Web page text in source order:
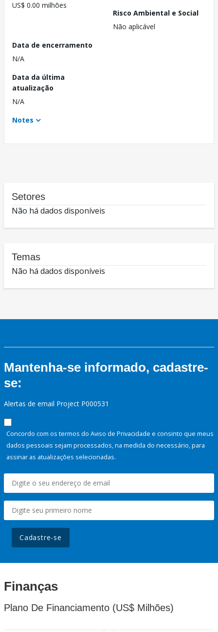
US$ 0.00 milhões
Risco Ambiental e Social
Não aplicável
Data de encerramento
N/A
Data da última
atualização
N/A
Notes
Setores
Não há dados disponíveis
Temas
Não há dados disponíveis
Mantenha-se informado, cadastre-
se:
Alertas de email Project P000531
Concordo com os termos do Aviso de Privacidade e consinto que meus
dados pessoais sejam processados, na medida do necessário, para
assinar as atualizações selecionadas.
Cadastre-se
Finanças
Plano De Financiamento (US$ Milhões)